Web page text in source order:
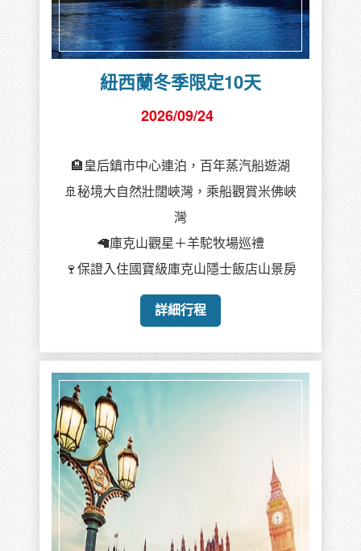
紐西蘭冬季限定10天
2026/09/24
🏨皇后鎮市中心連泊，百年蒸汽船遊湖
🚢秘境大自然壯闊峽灣，乘船觀賞米佛峽
灣
🦙庫克山觀星＋羊駝牧場巡禮
🍷保證入住國寶級庫克山隱士飯店山景房
詳細行程